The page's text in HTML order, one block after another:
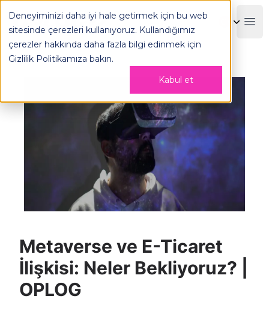
Deneyiminizi daha iyi hale getirmek için bu web
sitesinde çerezleri kullanıyoruz. Kullandığımız
çerezler hakkında daha fazla bilgi edinmek için
Gizlilik Politikamıza bakın.
Kabul et
OPLOG
Metaverse ve E-Ticaret
İlişkisi: Neler Bekliyoruz? |
OPLOG